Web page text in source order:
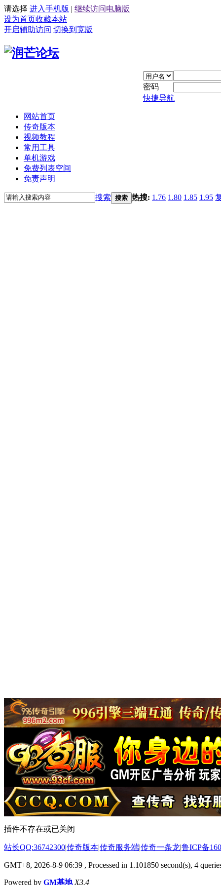
请选择 进入手机版 | 继续访问电脑版
设为首页收藏本站
开启辅助访问 切换到宽版
密码
快捷导航
网站首页
传奇版本
视频教程
常用工具
单机游戏
免费列表空间
免责声明
搜索 搜索 热搜: 1.76 1.80 1.85 1.95
插件不存在或已关闭
站长QQ:36742300|传奇版本|传奇服务端|传奇一条龙|鲁ICP备
GMT+8, 2026-8-9 06:39 , Processed in 1.101850 second(s), 4
Powered by GM基地 X3.4